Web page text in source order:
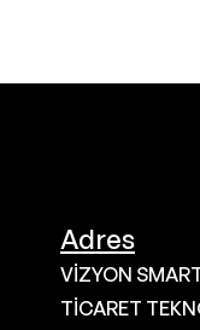
Adres
VİZYON
TİCARET